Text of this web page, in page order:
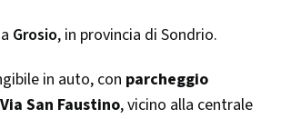
Grosio, in provincia di Sondrio.
in auto, con parcheggio
San Faustino, vicino alla centrale